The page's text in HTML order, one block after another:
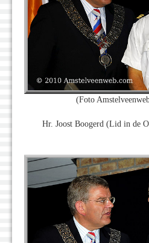
(Foto
Hr. Joost Boogerd (Lid in de